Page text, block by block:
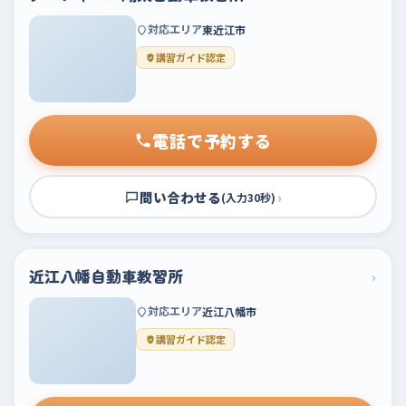
対応エリア東近江市
講習ガイド認定
電話で予約する
問い合わせる(入力30秒) ›
近江八幡自動車教習所 ›
対応エリア近江八幡市
講習ガイド認定